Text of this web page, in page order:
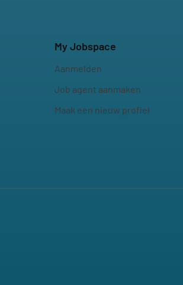
My Jobspace
Aanmelden
Job agent aanmaken
Maak een nieuw profiel